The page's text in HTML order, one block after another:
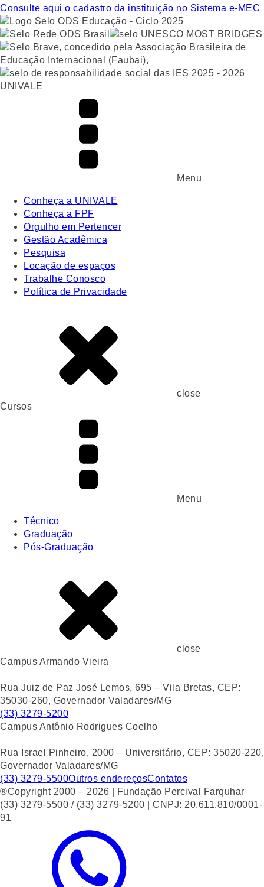
Consulte aqui o cadastro da instituição no Sistema e-MEC
UNIVALE
Menu
Conheça a UNIVALE
Conheça a FPF
Orgulho em Pertencer
Gestão Acadêmica
Pesquisa
Locação de espaços
Trabalhe Conosco
Política de Privacidade
close
Cursos
Menu
Técnico
Graduação
Pós-Graduação
close
Campus Armando Vieira
Rua Juiz de Paz José Lemos, 695 – Vila Bretas, CEP:
35030-260, Governador Valadares/MG
(33) 3279-5200
Campus Antônio Rodrigues Coelho
Rua Israel Pinheiro, 2000 – Universitário, CEP: 35020-220,
Governador Valadares/MG
(33) 3279-5500Outros endereçosContatos
®Copyright 2000 – 2026 | Fundação Percival Farquhar
(33) 3279-5500 / (33) 3279-5200 | CNPJ: 20.611.810/0001-
91